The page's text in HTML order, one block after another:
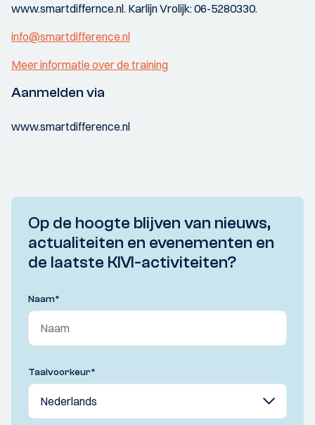
www.smartdiffernce.nl. Karlijn Vrolijk: 06-5280330.
info@smartdifference.nl
Meer informatie over de training
Aanmelden via
www.smartdifference.nl
Op de hoogte blijven van nieuws,
actualiteiten en evenementen en
de laatste KIVI-activiteiten?
Naam*
Taalvoorkeur*